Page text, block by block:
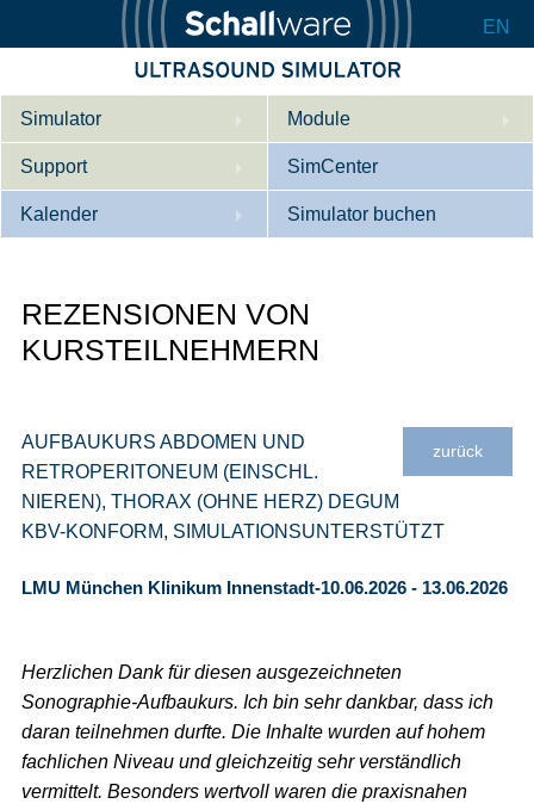
EN
Simulator
Beschreibung
Innere Medizin
Geburtshilfe / Gyn
Referenzen
Module
Support
Wer wir sind
Downloads
Tutorial App
SimCenter
Kalender
Referenzen
Simulator buchen
REZENSIONEN VON
KURSTEILNEHMERN
zurück
AUFBAUKURS ABDOMEN UND
RETROPERITONEUM (EINSCHL.
NIEREN), THORAX (OHNE HERZ) DEGUM
KBV-KONFORM, SIMULATIONSUNTERSTÜTZT
LMU München Klinikum Innenstadt-10.06.2026 - 13.06.2026
Herzlichen Dank für diesen ausgezeichneten
Sonographie-Aufbaukurs. Ich bin sehr dankbar, dass ich
daran teilnehmen durfte. Die Inhalte wurden auf hohem
fachlichen Niveau und gleichzeitig sehr verständlich
vermittelt. Besonders wertvoll waren die praxisnahen